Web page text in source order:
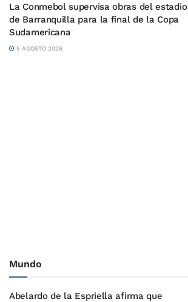
La Conmebol supervisa obras del estadio
de Barranquilla para la final de la Copa
Sudamericana
5 AGOSTO 2026
Mundo
Abelardo de la Espriella afirma que